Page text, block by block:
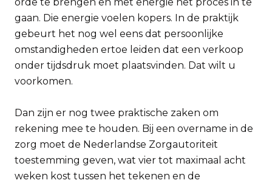
orde te brengen en met energie het proces in te
gaan. Die energie voelen kopers. In de praktijk
gebeurt het nog wel eens dat persoonlijke
omstandigheden ertoe leiden dat een verkoop
onder tijdsdruk moet plaatsvinden. Dat wilt u
voorkomen.
Dan zijn er nog twee praktische zaken om
rekening mee te houden. Bij een overname in de
zorg moet de Nederlandse Zorgautoriteit
toestemming geven, wat vier tot maximaal acht
weken kost tussen het tekenen en de